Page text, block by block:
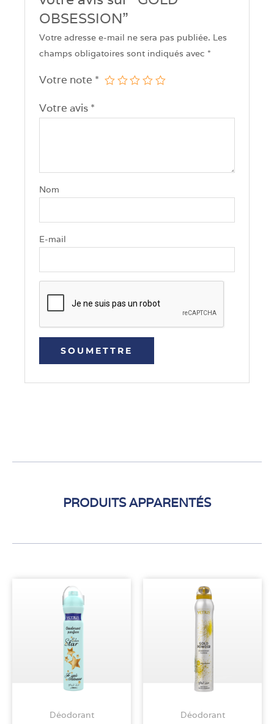
OBSESSION”
Votre adresse e-mail ne sera pas publiée. Les
champs obligatoires sont indiqués avec *
Votre note *
Votre avis *
Nom
E-mail
PRODUITS APPARENTÉS
Déodorant Déodorant